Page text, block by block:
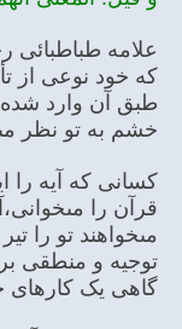
علامه طباطبائی
که خود نوعی از
طبق آن وارد شده
خشم به تو نظر
کسانی که آیه را
قرآن را
مى‏خواهند تو را
توجیه و منطقى
گاهى یک کارهاى